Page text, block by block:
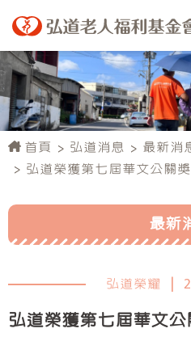
首頁 弘道消息 最新消
弘道榮獲第七屆華文公關
最新
弘道榮耀
弘道榮耀
弘道榮獲第七屆華文